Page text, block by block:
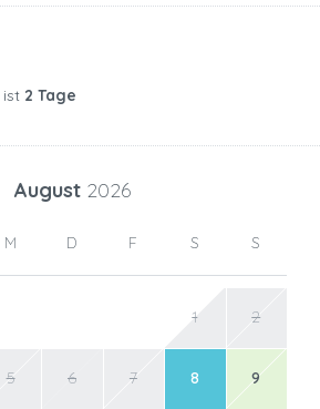
ist 2 Tage
August 2026
M D F S S
1 2
5 6 7 8 9